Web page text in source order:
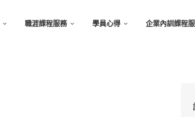
職涯課程服務 學員心得 企業內訓課程